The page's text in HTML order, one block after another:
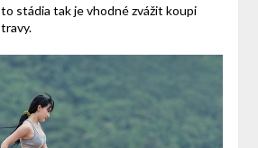
stádia tak je vhodné zvážit koupi